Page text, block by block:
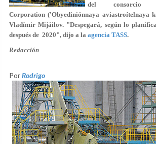
del consorcio
Corporation ('Obyediniónnaya aviastroítelnaya
Vladímir Mijáilov. "Despegará, según lo
después de 2020", dijo a la agencia TASS.
Redacción
PorRodrigo